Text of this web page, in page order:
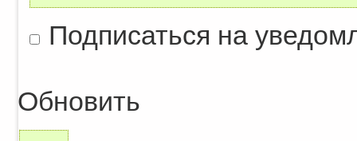
Подписаться на
Обновить